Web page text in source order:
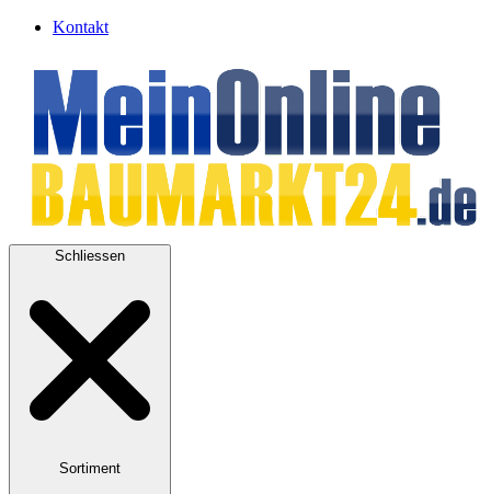
Kontakt
Schliessen
Sortiment